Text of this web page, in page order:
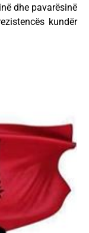
dhe pavarësinë
kundër